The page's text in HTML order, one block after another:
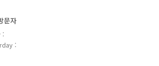
문자
:
: